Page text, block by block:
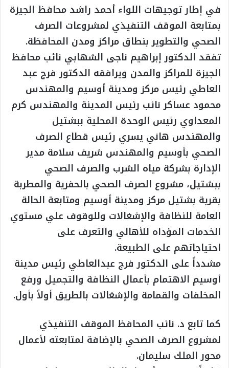
في إطار توجيهات اللواء أحمد راشد محافظ الجيزة
بمتابعة الموقف التنفيذي لمشروعات الصرف
الصحي والتطوير بنطاق مراكز ومدن المحافظة.
تفقد الدكتور إبراهيم ناجى الشهابي نائب محافظ
الجيزة للمراكز والمدن ويرافقه الدكتور فرج عبد
العاطي رئيس مركز ومدينة أوسيم والمهندس
محمود عساكر نائب رئيس المدينة والمهندس كرم
المعداوي رئيس الوحدة المحلية ببشتيل
والمهندس هاني يسري رئيس قطاع الصرف
الصحي بأوسيم والمهندس شريف سلامة مدير
الإدارة بشركة مياه الشرب والصرف الصحي
ببشتيل، مشروع الصرف الصحي بالحفرية والمطربة
بقرية بشتيل مركز ومدينة أوسيم ومتابعة الحالة
العامة للنظافة والإشغالات وللوقوف علي مستوي
الخدمات المؤداه للأهالي والتعرف على
احتياجاتهم على الطبيعة.
مشدداً على الدكتور فرج عبدالعاطي رئيس مدينة
أوسيم الاهتمام بأعمال النظافة والتجميل ورفع
المخلفات والقمامة والإشغالات بالطريق أولاً بأول.
كما تابع د. نائب المحافظ الموقف التنفيذي
لمشروع الصرف الصحي بالإضافة لمتابعته لأعمال
محور الملك سليمان.